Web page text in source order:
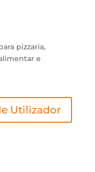
pizzaria,
e
Utilizador